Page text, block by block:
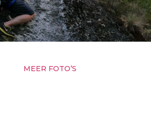
MEER FOTO’S